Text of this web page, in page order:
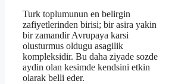
Turk toplumunun en belirgin
zafiyetlerinden birisi; bir asira yakin
bir zamandir Avrupaya karsi
olusturmus oldugu asagilik
kompleksidir. Bu daha ziyade sozde
aydin olan kesimde kendsini etkin
olarak belli eder.